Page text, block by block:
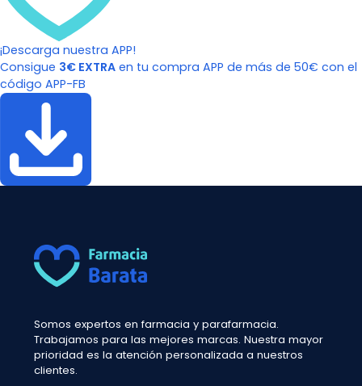
¡Descarga nuestra APP!
Consigue 3€ EXTRA en tu compra APP de más de 50€ con el
código APP-FB
Somos expertos en farmacia y parafarmacia.
Trabajamos para las mejores marcas. Nuestra mayor
prioridad es la atención personalizada a nuestros
clientes.